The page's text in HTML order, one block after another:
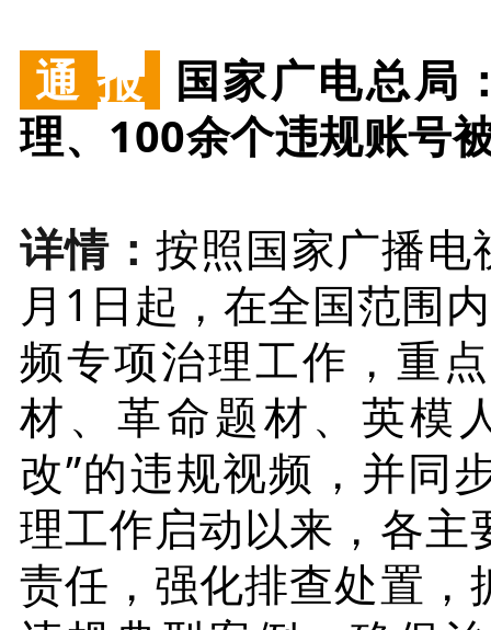
通报 国家广电总局
理、100余个违规账号
详情： 按照国家广播
月1日起，在全国范围
频专项治理工作，重
材、革命题材、英模
改”的违规视频，并同
理工作启动以来，各
责任，强化排查处置